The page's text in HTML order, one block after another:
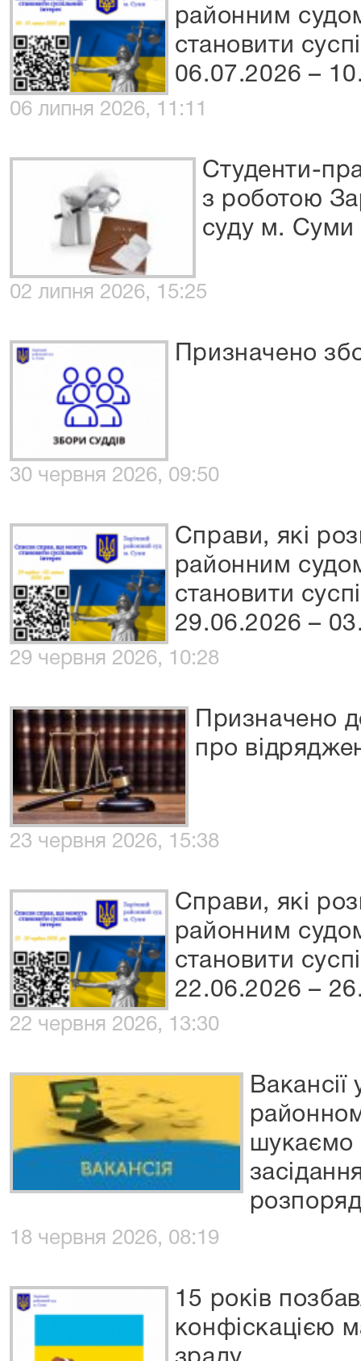
районним
становити
06.07.2026 –
06 липня 2026, 11:11
Студенти-
з роботою
суду м. Суми
02 липня 2026, 15:25
Призначено
30 червня 2026, 09:50
Справи, які
районним
становити
29.06.2026 –
29 червня 2026, 10:28
Призначено
про
23 червня 2026, 15:38
Справи, які
районним
становити
22.06.2026 –
22 червня 2026, 13:30
шукаємо
18 червня 2026, 08:19
15 років
конфіскацією